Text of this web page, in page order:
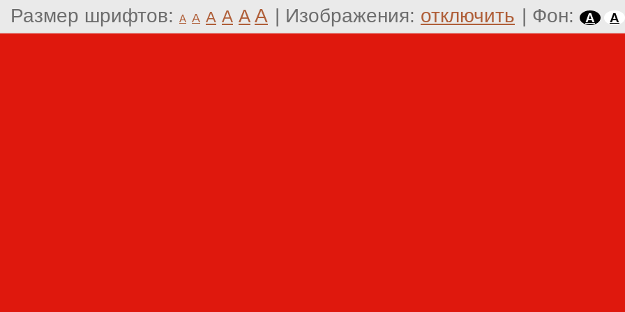
Размер шрифтов: A A A A A A | Изображения: отключить | Фон: A A